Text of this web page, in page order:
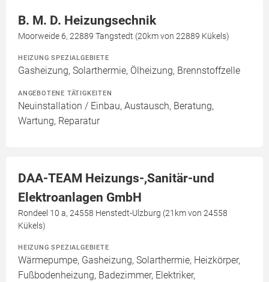
B. M. D. Heizungsechnik
Moorweide 6, 22889 Tangstedt (20km von 22889 Kükels)
HEIZUNG SPEZIALGEBIETE
Gasheizung, Solarthermie, Ölheizung, Brennstoffzelle
ANGEBOTENE TÄTIGKEITEN
Neuinstallation / Einbau, Austausch, Beratung,
Wartung, Reparatur
DAA-TEAM Heizungs-,Sanitär-und
Elektroanlagen GmbH
Rondeel 10 a, 24558 Henstedt-Ulzburg (21km von 24558
Kükels)
HEIZUNG SPEZIALGEBIETE
Wärmepumpe, Gasheizung, Solarthermie, Heizkörper,
Fußbodenheizung, Badezimmer, Elektriker,